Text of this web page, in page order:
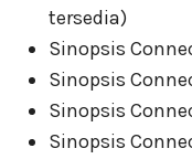
tersedia)
Sinopsis
Sinopsis
Sinopsis
Sinopsis